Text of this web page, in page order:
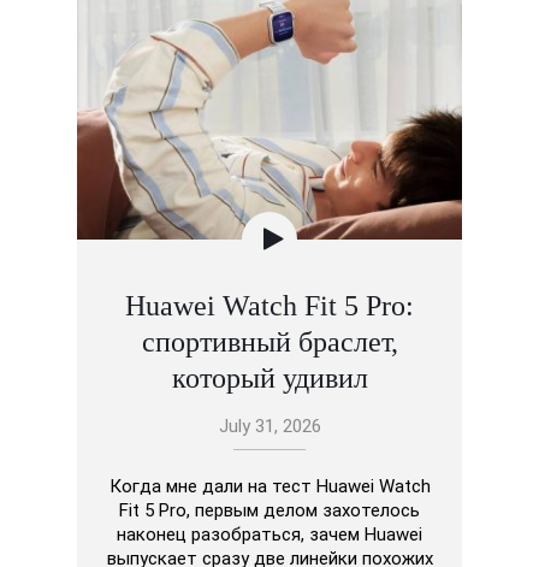
Huawei Watch Fit 5 Pro:
спортивный браслет,
который удивил
July 31, 2026
Когда мне дали на тест Huawei Watch
Fit 5 Pro, первым делом захотелось
наконец разобраться, зачем Huawei
выпускает сразу две линейки похожих